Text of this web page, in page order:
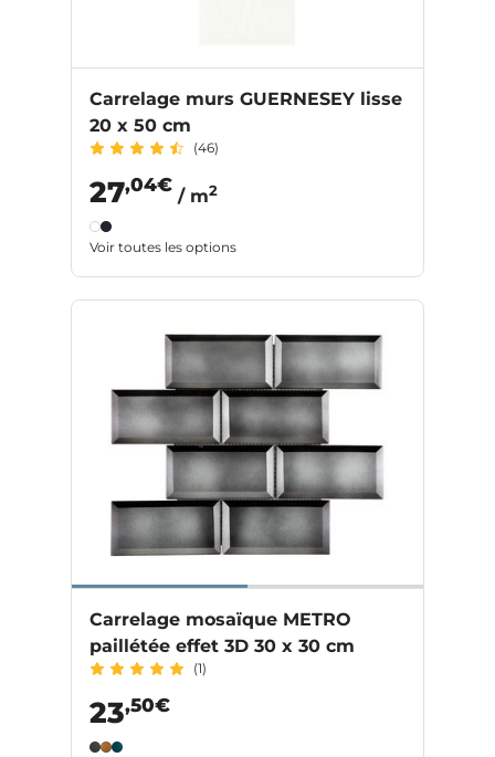
Carrelage murs GUERNESEY lisse
20 x 50 cm
(46)
27,04€
/ m2
Voir toutes les options
Carrelage mosaïque METRO
paillétée effet 3D 30 x 30 cm
(1)
23,50€